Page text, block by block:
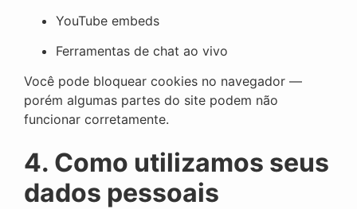
YouTube embeds
Ferramentas de chat ao vivo
Você pode bloquear cookies no navegador —
porém algumas partes do site podem não
funcionar corretamente.
4. Como utilizamos seus
dados pessoais